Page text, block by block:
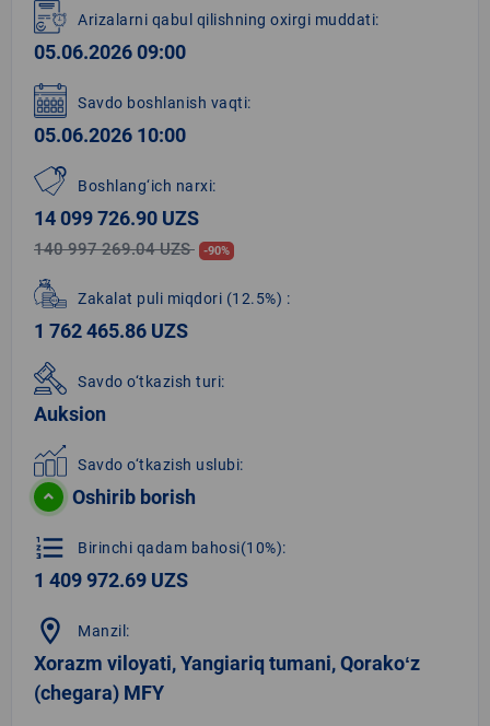
1
of
8
Arizalarni qabul qilishning oxirgi muddati:
05.06.2026 09:00
Savdo boshlanish vaqti:
05.06.2026 10:00
Boshlang‘ich narxi:
14 099 726.90 UZS
140 997 269.04 UZS -90%
Zakalat puli miqdori (12.5%) :
1 762 465.86 UZS
Savdo o‘tkazish turi:
Auksion
Savdo o‘tkazish uslubi:
Oshirib borish
format_list_numbered Birinchi qadam bahosi(10%):
1 409 972.69 UZS
location_on Manzil:
Xorazm viloyati, Yangiariq tumani, Qorakoʻz
(chegara) MFY